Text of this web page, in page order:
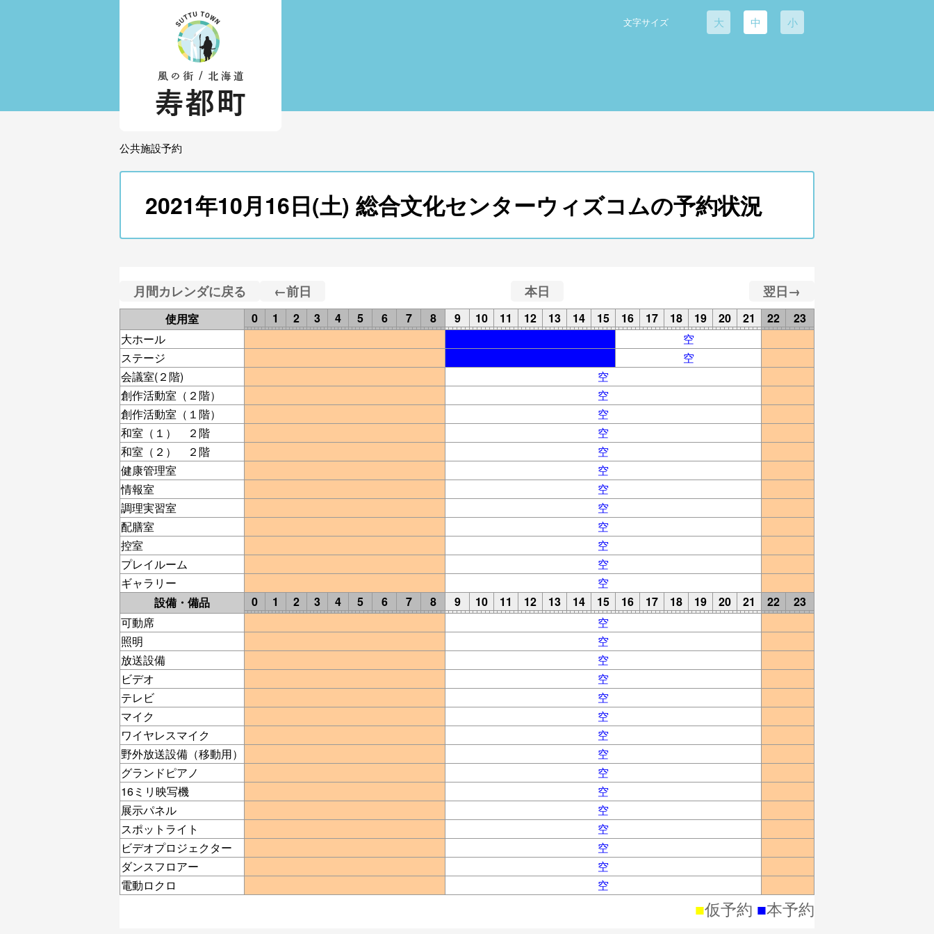
文字サイズ 大 中 小
公共施設予約
2021年10月16日(土) 総合文化センターウィズコムの予約状況
月間カレンダに戻る ←前日 本日 翌日→
使用室 0 1 2 3 4 5 6 7 8 9 10 11 12 13 14 15 16 17 18 19 20 21 22
23
大ホール
空
ステージ
空
会議室(２階)
空
創作活動室（２階）
空
創作活動室（１階）
空
和室（１） ２階
空
和室（２） ２階
空
健康管理室
空
情報室
空
調理実習室
空
配膳室
空
控室
空
プレイルーム
空
ギャラリー
空
設備・備品
0 1 2 3 4 5 6 7 8 9 10 11 12 13 14 15 16 17 18 19 20 21 22
23
可動席
空
照明
空
放送設備
空
ビデオ
空
テレビ
空
マイク
空
ワイヤレスマイク
空
野外放送設備（移動用）
空
グランドピアノ
空
16ミリ映写機
空
展示パネル
空
スポットライト
空
ビデオプロジェクター
空
ダンスフロアー
空
電動ロクロ
空
■仮予約 ■本予約